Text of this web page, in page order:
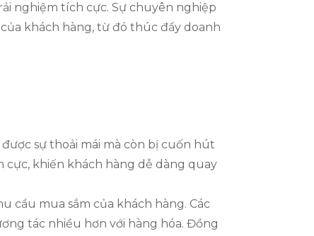
nghiệm tích cực. Sự chuyên nghiệp
khách hàng, từ đó thúc đẩy doanh
sự thoải mái mà còn bị cuốn hút
khiến khách hàng dễ dàng quay
cầu mua sắm của khách hàng. Các
tác nhiều hơn với hàng hóa. Đồng